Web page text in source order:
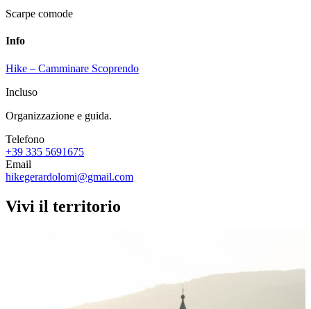
Scarpe comode
Info
Hike – Camminare Scoprendo
Incluso
Organizzazione e guida.
Telefono
+39 335 5691675
Email
hikegerardolomi@gmail.com
Vivi il territorio